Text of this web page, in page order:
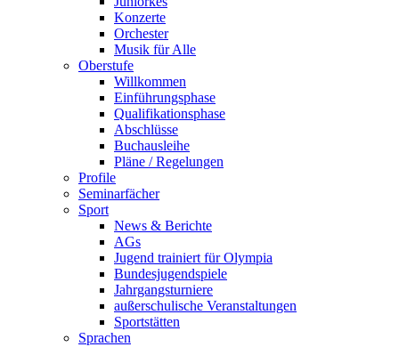
Konzerte
Orchester
Musik für Alle
Oberstufe
Willkommen
Einführungsphase
Qualifikationsphase
Abschlüsse
Buchausleihe
Pläne / Regelungen
Profile
Seminarfächer
Sport
News & Berichte
AGs
Jugend trainiert für Olympia
Bundesjugendspiele
Jahrgangsturniere
außerschulische Veranstaltungen
Sportstätten
Sprachen